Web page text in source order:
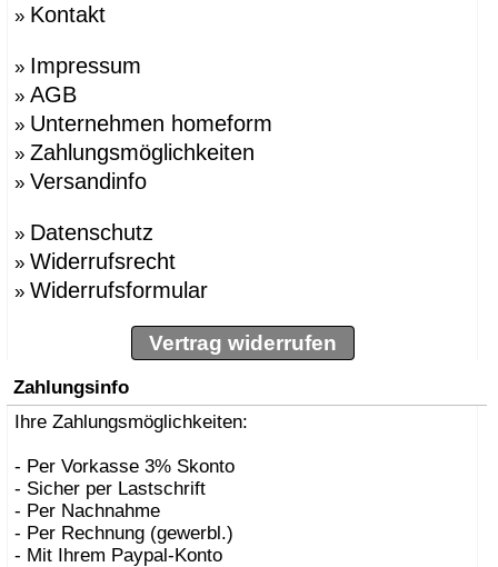
» Kontakt
» Impressum
» AGB
» Unternehmen homeform
» Zahlungsmöglichkeiten
» Versandinfo
» Datenschutz
» Widerrufsrecht
» Widerrufsformular
Vertrag widerrufen
Zahlungsinfo
Ihre Zahlungsmöglichkeiten:
- Per Vorkasse 3% Skonto
- Sicher per Lastschrift
- Per Nachnahme
- Per Rechnung (gewerbl.)
- Mit Ihrem Paypal-Konto